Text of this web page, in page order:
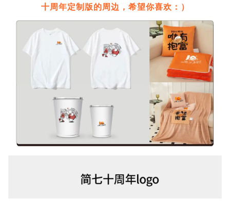
十周年定制版的周边，希望你喜欢：）